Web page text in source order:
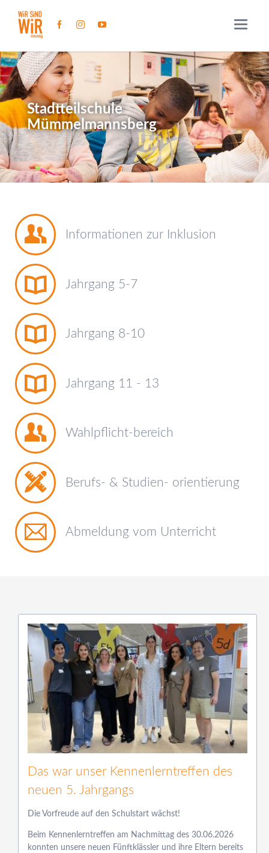
Stadtteilschule
Mümmelmannsberg
Informationen zur Inklusion
Jahrgang 5-7
Jahrgang 8-10
Jahrgang 11 - 13
Wahlpflicht-bereich
Berufs- & Studien- orientierung
Abmeldung vom Unterricht
Das war unser Kennenlerntreffen des
neuen 5. Jahrgangs
Die Vorfreude auf den Schulstart wächst!
Beim Kennenlerntreffen am Nachmittag des 30.06.2026
konnten unsere neuen Fünftklässler und ihre Eltern bereits